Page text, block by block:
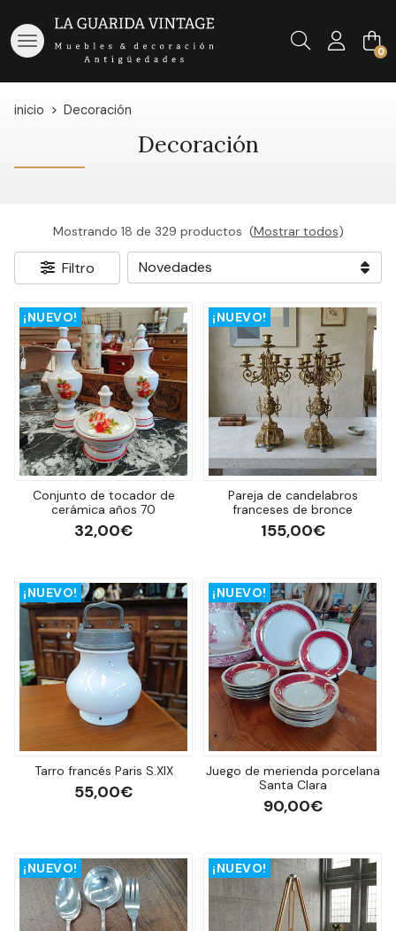
Buscar 0
inicio Decoración
Decoración
Mostrando 18 de 329 productos (Mostrar todos)
Filtro
¡NUEVO!
Conjunto de tocador de
cerámica años 70
32,00€
¡NUEVO!
Pareja de candelabros
franceses de bronce
155,00€
¡NUEVO!
Tarro francés Paris S.XIX
55,00€
¡NUEVO!
Juego de merienda porcelana
Santa Clara
90,00€
¡NUEVO! ¡NUEVO!